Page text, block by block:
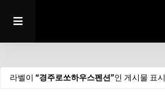
라벨이 경주로쏘하우스펜션 인 게시물 표시